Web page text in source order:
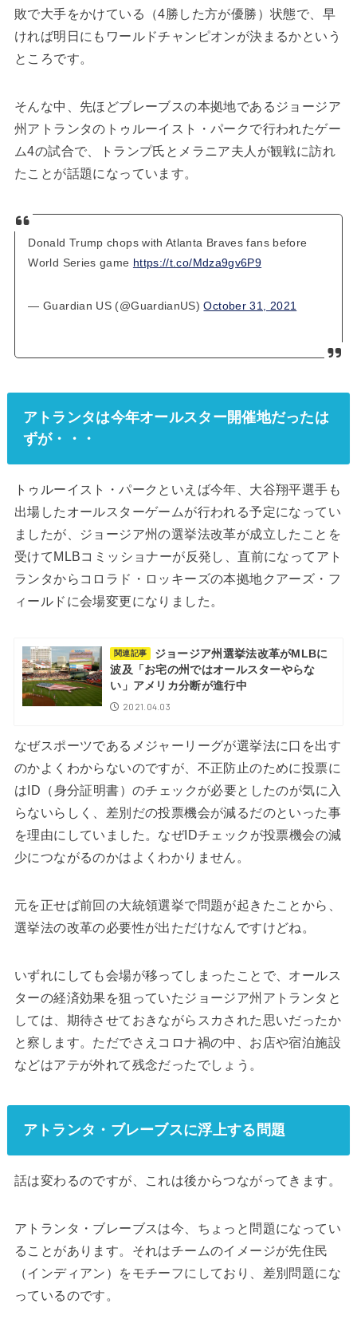
敗で大手をかけている（4勝した方が優勝）状態で、早
ければ明日にもワールドチャンピオンが決まるかという
ところです。
そんな中、先ほどブレーブスの本拠地であるジョージア
州アトランタのトゥルーイスト・パークで行われたゲー
ム4の試合で、トランプ氏とメラニア夫人が観戦に訪れ
たことが話題になっています。
Donald Trump chops with Atlanta Braves fans before
World Series game https://t.co/Mdza9gv6P9
— Guardian US (@GuardianUS)October 31, 2021
アトランタは今年オールスター開催地だったは
ずが・・・
トゥルーイスト・パークといえば今年、大谷翔平選手も
出場したオールスターゲームが行われる予定になってい
ましたが、ジョージア州の選挙法改革が成立したことを
受けてMLBコミッショナーが反発し、直前になってアト
ランタからコロラド・ロッキーズの本拠地クアーズ・フ
ィールドに会場変更になりました。
関連記事
ジョージア州選挙法改革がMLBに
波及「お宅の州ではオールスターやらな
い」アメリカ分断が進行中
2021.04.03
なぜスポーツであるメジャーリーグが選挙法に口を出す
のかよくわからないのですが、不正防止のために投票に
はID（身分証明書）のチェックが必要としたのが気に入
らないらしく、差別だの投票機会が減るだのといった事
を理由にしていました。なぜIDチェックが投票機会の減
少につながるのかはよくわかりません。
元を正せば前回の大統領選挙で問題が起きたことから、
選挙法の改革の必要性が出ただけなんですけどね。
いずれにしても会場が移ってしまったことで、オールス
ターの経済効果を狙っていたジョージア州アトランタと
しては、期待させておきながらスカされた思いだったか
と察します。ただでさえコロナ禍の中、お店や宿泊施設
などはアテが外れて残念だったでしょう。
アトランタ・ブレーブスに浮上する問題
話は変わるのですが、これは後からつながってきます。
アトランタ・ブレーブスは今、ちょっと問題になってい
ることがあります。それはチームのイメージが先住民
（インディアン）をモチーフにしており、差別問題にな
っているのです。